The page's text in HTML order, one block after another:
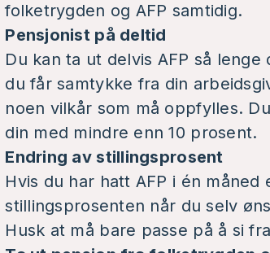
folketrygden og AFP samtidig.
Pensjonist på deltid
Du kan ta ut delvis AFP så
du får samtykke fra din
noen vilkår som må oppfylles.
din med mindre enn 10 prosent.
Endring av stillingsprosent
Hvis du har hatt AFP i én
stillingsprosenten når du selv
Husk at må bare passe på å si